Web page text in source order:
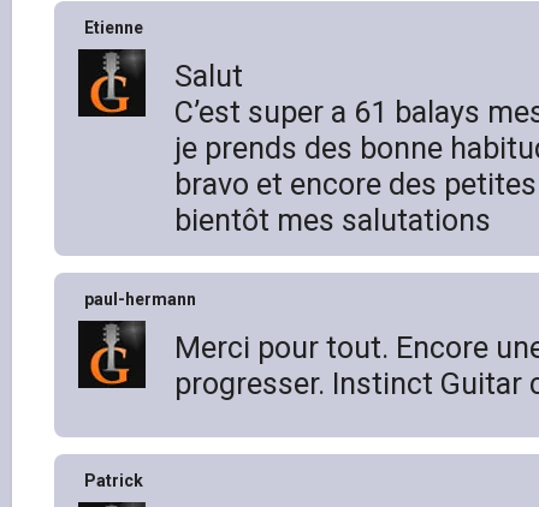
Etienne
Salut
C’est super a 61 balays
je prends des bonne
bravo et encore des
bientôt mes salutations
paul-hermann
Merci pour tout. Encore
progresser. Instinct Guitar
Patrick